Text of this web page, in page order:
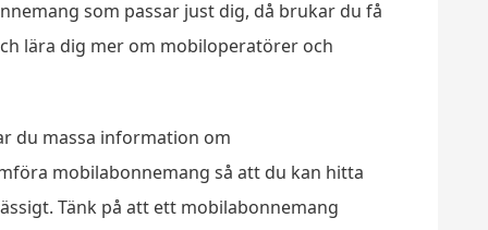
som passar just dig, då brukar du få
lära dig mer om mobiloperatörer och
du massa information om
mobilabonnemang så att du kan hitta
Tänk på att ett mobilabonnemang